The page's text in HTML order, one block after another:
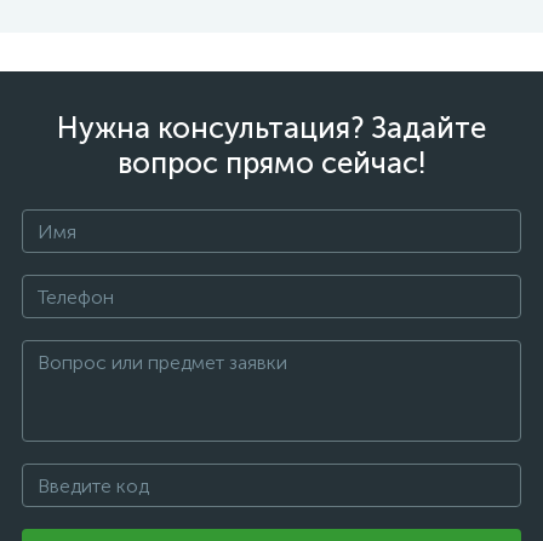
Нужна консультация? Задайте
вопрос прямо сейчас!